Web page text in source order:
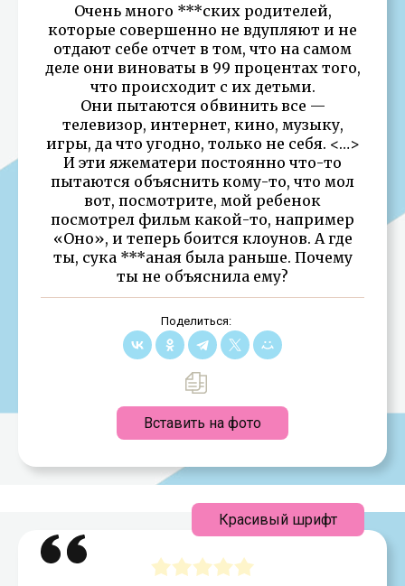
Очень много ***ских родителей,
которые совершенно не вдупляют и не
отдают себе отчет в том, что на самом
деле они виноваты в 99 процентах того,
что происходит с их детьми.
Они пытаются обвинить все —
телевизор, интернет, кино, музыку,
игры, да что угодно, только не себя. <…>
И эти яжематери постоянно что-то
пытаются объяснить кому-то, что мол
вот, посмотрите, мой ребенок
посмотрел фильм какой-то, например
«Оно», и теперь боится клоунов. А где
ты, сука ***аная была раньше. Почему
ты не объяснила ему?
Поделиться:
Вставить на фото
Красивый шрифт